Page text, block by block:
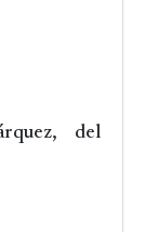
del